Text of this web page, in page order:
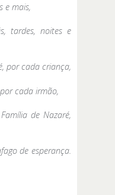
e mais,
tardes, noites e
por cada criança,
cada irmão,
de Nazaré,
de esperança.